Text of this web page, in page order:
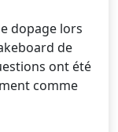
dopage lors
de
ont été
comme